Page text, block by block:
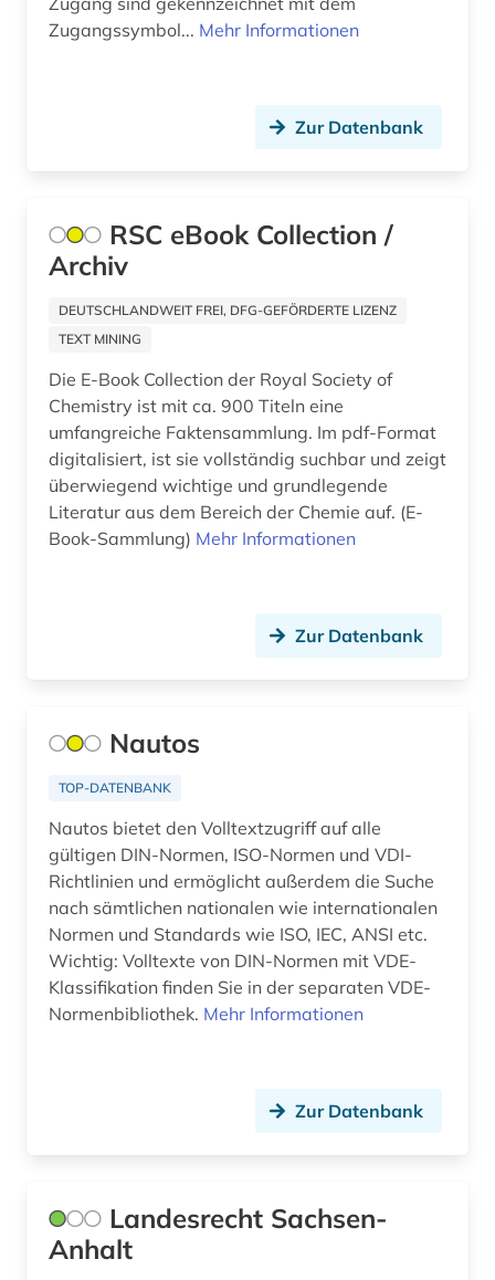
arzneimittelmarkt (3)
arzneimittelzulassung (1)
aschach (1)
asean-staaten (1)
asiatisch-pazifischer raum (2)
asien (1)
asien-pazifik (1)
atlas (13)
attentat (1)
audiovisuelle medien (1)
aufenthalt (1)
aufenthaltsrecht (1)
aufführung (1)
aufsätze (1)
Zugangssymbol... Mehr Informationen
Zur Datenbank
RSC eBook Collection /
Archiv
DEUTSCHLANDWEIT FREI, DFG-GEFÖRDERTE LIZENZ
TEXT MINING
Die E-Book Collection der Royal Society of
Chemistry ist mit ca. 900 Titeln eine
umfangreiche Faktensammlung. Im pdf-Format
digitalisiert, ist sie vollständig suchbar und zeigt
überwiegend wichtige und grundlegende
Literatur aus dem Bereich der Chemie auf. (E-
Book-Sammlung) Mehr Informationen
Zur Datenbank
Nautos
TOP-DATENBANK
Nautos bietet den Volltextzugriff auf alle
gültigen DIN-Normen, ISO-Normen und VDI-
Richtlinien und ermöglicht außerdem die Suche
nach sämtlichen nationalen wie internationalen
Normen und Standards wie ISO, IEC, ANSI etc.
Wichtig: Volltexte von DIN-Normen mit VDE-
Klassifikation finden Sie in der separaten VDE-
Normenbibliothek. Mehr Informationen
Zur Datenbank
Landesrecht Sachsen-
Anhalt